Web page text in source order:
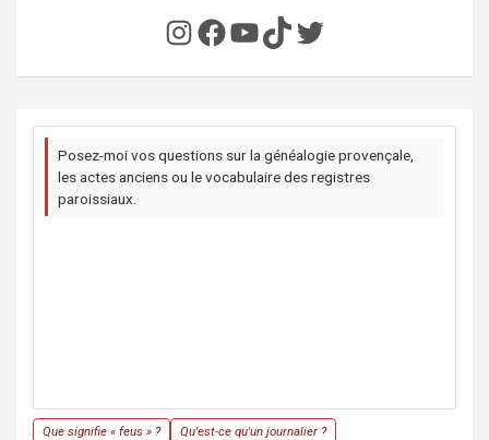
Instagram
Facebook
YouTube
TikTok
Twitter
Posez-moi vos questions sur la généalogie provençale,
les actes anciens ou le vocabulaire des registres
paroissiaux.
Que signifie « feus » ?
Qu'est-ce qu'un journalier ?